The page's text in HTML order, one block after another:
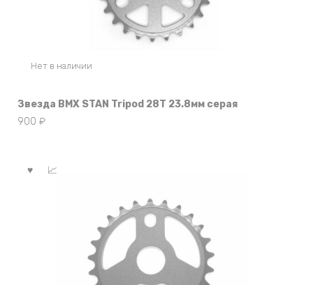
Нет в наличии
Звезда BMX STAN Tripod 28Т 23.8мм серая
900 ₽